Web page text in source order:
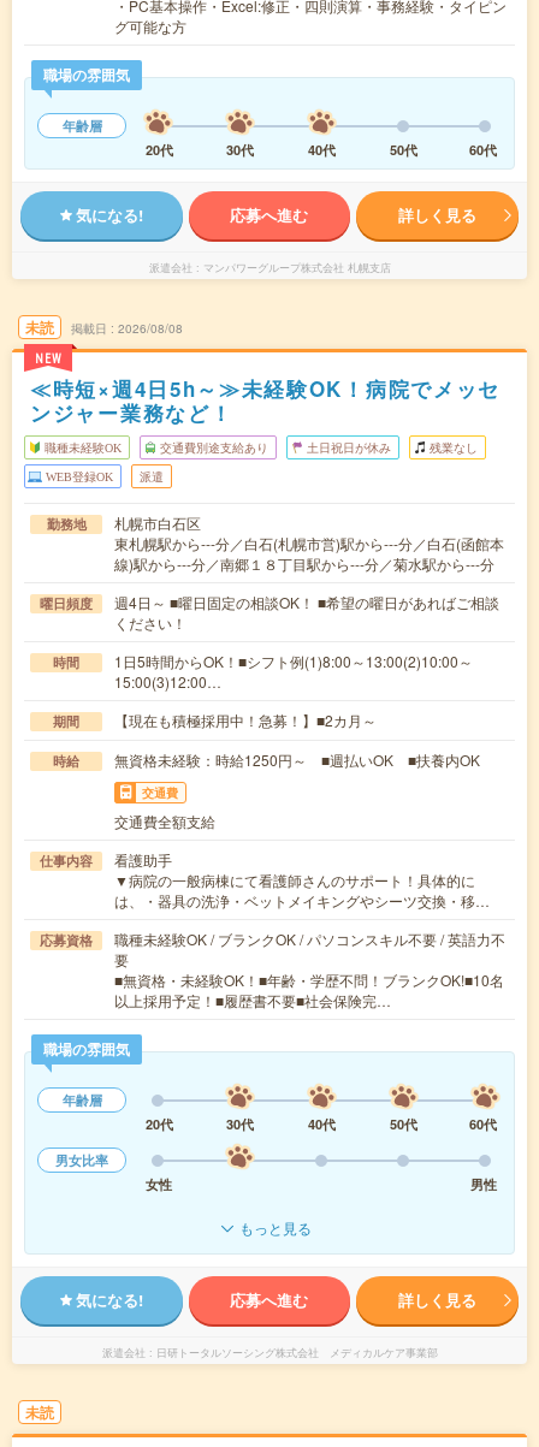
・PC基本操作・Excel:修正・四則演算・事務経験・タイピン
グ可能な方
職場の雰囲気
年齢層
20代
30代 40代 50代 60代
気になる! 応募へ進む 詳しく見る
派遣会社 マンパワーグループ株式会社 札幌支店
未読
NEW
掲載日 2026/08/08
≪時短×週4日5h～≫未経験OK！病院でメッセ
ンジャー業務など！
職種未経験OK 交通費別途支給あり 土日祝日が休み 残業なし
WEB登録OK 派遣
勤務地
札幌市白石区
東札幌駅から---分／白石(札幌市営)駅から---分／白石(函館本
線)駅から---分／南郷１８丁目駅から---分／菊水駅から---分
曜日頻度
週4日～ ■曜日固定の相談OK！ ■希望の曜日があればご相談
ください！
時間
1日5時間からOK！■シフト例(1)8:00～13:00(2)10:00～
15:00(3)12:00…
期間 【現在も積極採用中！急募！】■2カ月～
時給 無資格未経験：時給1250円～ ■週払いOK ■扶養内OK
交通費
交通費全額支給
仕事内容
看護助手
▼病院の一般病棟にて看護師さんのサポート！具体的に
は、・器具の洗浄・ベットメイキングやシーツ交換・移…
応募資格
職種未経験OK / ブランクOK / パソコンスキル不要 / 英語力不
要
■無資格・未経験OK！■年齢・学歴不問！ブランクOK!■10名
以上採用予定！■履歴書不要■社会保険完…
職場の雰囲気
年齢層
20代
30代 40代 50代
60代
男女比率
女性
男性
もっと見る
気になる! 応募へ進む 詳しく見る
派遣会社 日研トータルソーシング株式会社 メディカルケア事業部
未読